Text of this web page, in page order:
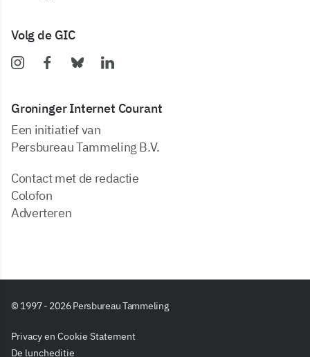
Volg de GIC
Groninger Internet Courant
Een initiatief van
Persbureau Tammeling B.V.
Contact met de redactie
Colofon
Adverteren
© 1997 - 2026 Persbureau Tammeling
Privacy en Cookie Statement
De luncheditie